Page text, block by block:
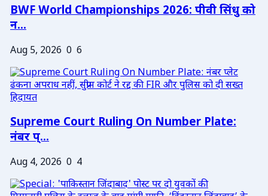
BWF World Championships 2026: पीवी सिंधु को
न...
Aug 5, 2026 0 6
Supreme Court Ruling On Number Plate:
नंबर प्...
Aug 4, 2026 0 4